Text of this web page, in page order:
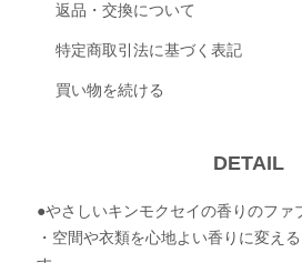
返品・交換について
特定商取引法に基づく表記
買い物を続ける
DETAIL
●やさしいキンモクセイの香りのファ
・空間や衣類を心地よい香りに変え